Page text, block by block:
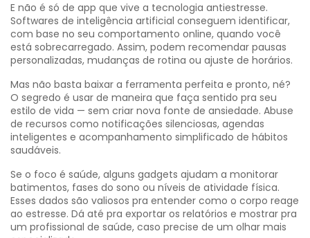
E não é só de app que vive a tecnologia antiestresse.
Softwares de inteligência artificial conseguem identificar,
com base no seu comportamento online, quando você
está sobrecarregado. Assim, podem recomendar pausas
personalizadas, mudanças de rotina ou ajuste de horários.
Mas não basta baixar a ferramenta perfeita e pronto, né?
O segredo é usar de maneira que faça sentido pra seu
estilo de vida — sem criar nova fonte de ansiedade. Abuse
de recursos como notificações silenciosas, agendas
inteligentes e acompanhamento simplificado de hábitos
saudáveis.
Se o foco é saúde, alguns gadgets ajudam a monitorar
batimentos, fases do sono ou níveis de atividade física.
Esses dados são valiosos pra entender como o corpo reage
ao estresse. Dá até pra exportar os relatórios e mostrar pra
um profissional de saúde, caso precise de um olhar mais